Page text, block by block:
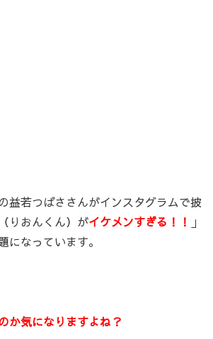
益若つばささんがインスタグラムで披
りおんくん）がイケメンすぎる！！ 」
になっています。
か気になりますよね？